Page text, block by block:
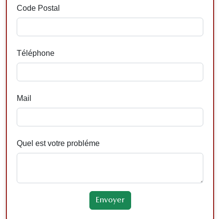
Code Postal
Téléphone
Mail
Quel est votre probléme